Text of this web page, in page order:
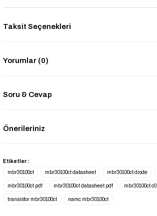
Taksit Seçenekleri
Yorumlar (0)
Soru & Cevap
Önerileriniz
Etiketler :
mbr30100ct
mbr30100ct datasheet mbr30100ct diode
mbr30100ct pdf mbr30100ct datasheet pdf mbr30100ct c0
transistor mbr30100ct namc mbr30100ct